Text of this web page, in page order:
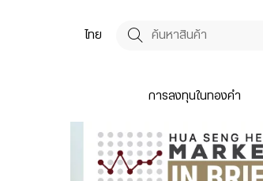
ไทย
การลงทุนในทองคำ